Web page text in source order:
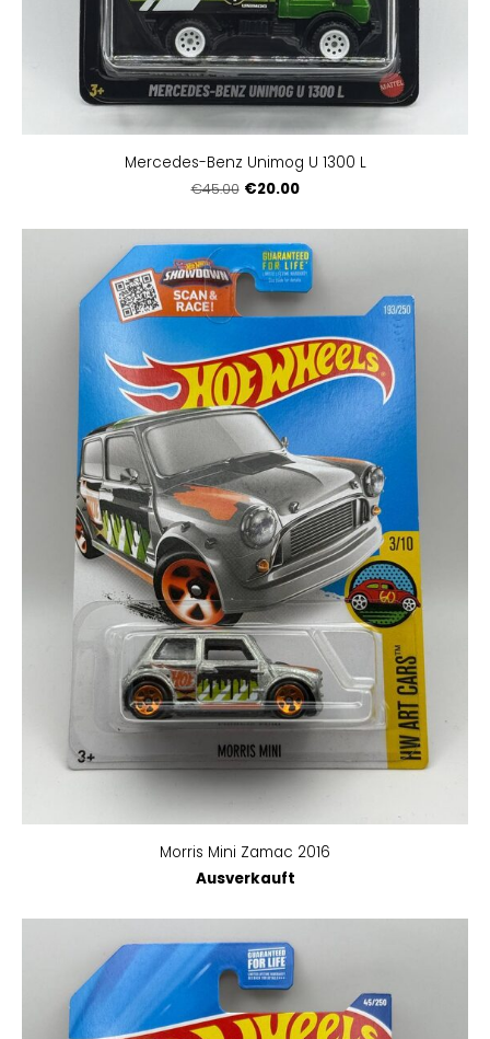
Mercedes-Benz Unimog U 1300 L
€45.00 €20.00
Morris Mini Zamac 2016
Ausverkauft